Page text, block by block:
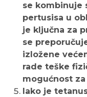
se kombinuje
pertusisa u
je ključna za
se
izložene
rade teške
mogućnost
Iako je